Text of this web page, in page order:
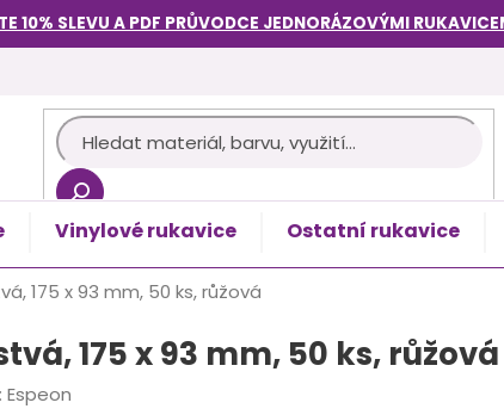
10% SLEVU A PDF PRŮVODCE JEDNORÁZOVÝMI
Vinylové rukavice Ostatní rukavice
175 x 93 mm, 50 ks, růžová
175 x 93 mm, 50 ks, růžová
Espeon